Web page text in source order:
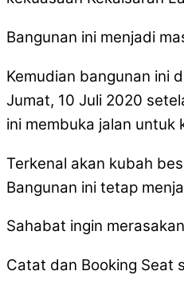
Bangunan ini menjadi
Kemudian bangunan ini
Jumat, 10 Juli 2020
ini membuka jalan untuk
Terkenal akan kubah
Bangunan ini tetap
Sahabat ingin
Catat dan Booking Seat